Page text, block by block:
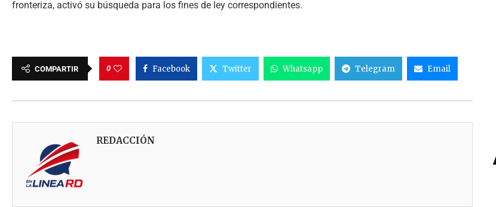
fronteriza, activó su búsqueda para los fines de ley correspondientes.
COMPARTIR 0 Facebook Twitter Whatsapp Telegram Email
REDACCIÓN